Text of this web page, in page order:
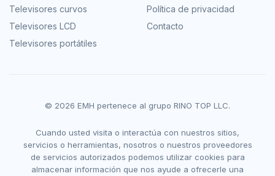
Televisores curvos
Televisores LCD
Televisores portátiles
Política de privacidad
Contacto
© 2026 EMH pertenece al grupo RINO TOP LLC.
Cuando usted visita o interactúa con nuestros sitios,
servicios o herramientas, nosotros o nuestros proveedores
de servicios autorizados podemos utilizar cookies para
almacenar información que nos ayude a ofrecerle una